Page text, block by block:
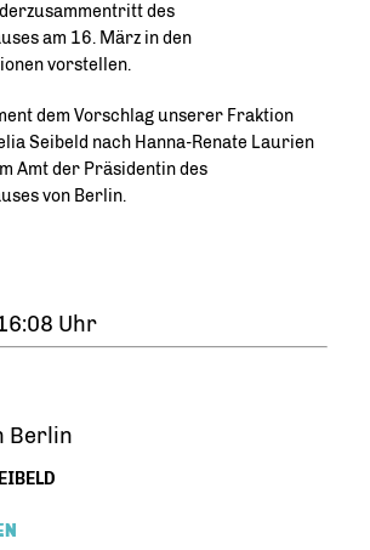
des
am 16. März in den
vorstellen.
dem Vorschlag unserer Fraktion
Seibeld nach Hanna-Renate Laurien
Amt der Präsidentin des
von Berlin.
Uhr
Berlin